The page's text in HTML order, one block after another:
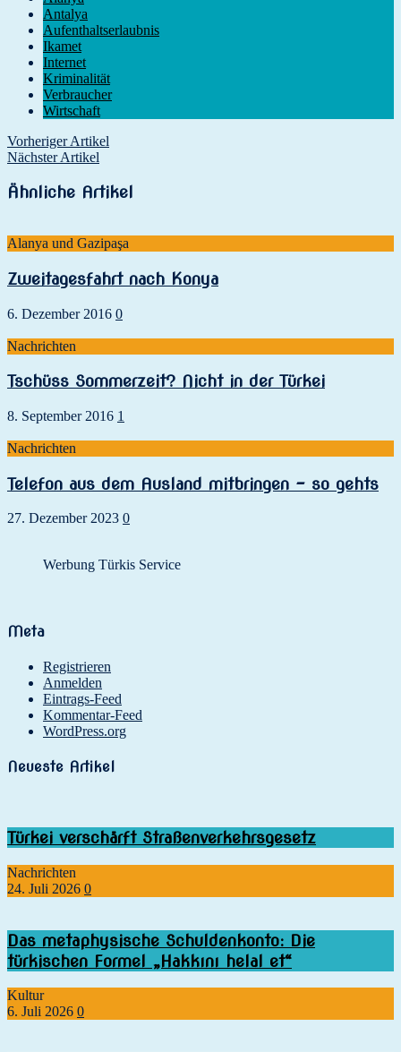
Antalya
Aufenthaltserlaubnis
Ikamet
Internet
Kriminalität
Verbraucher
Wirtschaft
Vorheriger Artikel
Nächster Artikel
Ähnliche Artikel
Alanya und Gazipaşa
Zweitagesfahrt nach Konya
6. Dezember 2016 0
Nachrichten
Tschüss Sommerzeit? Nicht in der Türkei
8. September 2016 1
Nachrichten
Telefon aus dem Ausland mitbringen – so gehts
27. Dezember 2023 0
Werbung Türkis Service
Meta
Registrieren
Anmelden
Eintrags-Feed
Kommentar-Feed
WordPress.org
Neueste Artikel
Türkei verschärft Straßenverkehrsgesetz
Nachrichten
24. Juli 2026 0
Das metaphysische Schuldenkonto: Die
türkischen Formel „Hakkını helal et“
Kultur
6. Juli 2026 0